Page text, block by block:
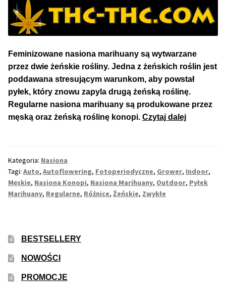
Feminizowane nasiona marihuany są wytwarzane
przez dwie żeńskie rośliny. Jedna z żeńskich roślin jest
poddawana stresującym warunkom, aby powstał
pyłek, który znowu zapyla drugą żeńską roślinę.
Regularne nasiona marihuany są produkowane przez
męską oraz żeńską roślinę konopi. Czytaj dalejRóżnica
Nasionami
Kategoria: Nasiona
Tagi: Auto, Autoflowering, Fotoperiodyczne, Grower, Indoor,
Męskie, Nasiona Konopi, Nasiona Marihuany, Outdoor, Pyłek
Marihuany, Regularne, Różnice, Żeńskie, Zwykłe
BESTSELLERY
NOWOŚCI
PROMOCJE